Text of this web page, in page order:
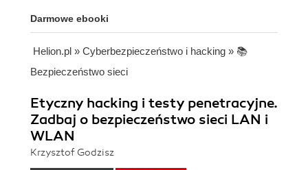
Darmowe ebooki
Helion.pl » Cyberbezpieczeństwo i hacking » 📚
Bezpieczeństwo sieci
Etyczny hacking i testy penetracyjne.
Zadbaj o bezpieczeństwo sieci LAN i
WLAN
Krzysztof Godzisz